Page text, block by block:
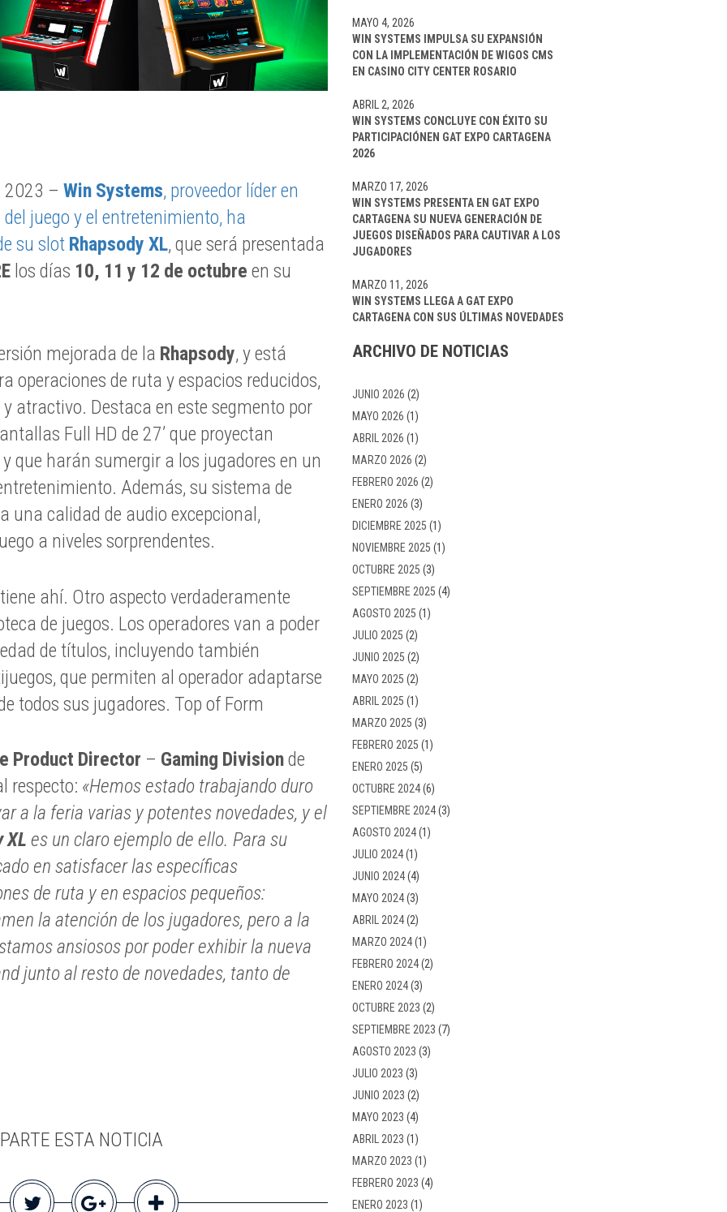
2023 – Win Systems, proveedor líder en
juego y el entretenimiento, ha
su slot Rhapsody XL, que será presentada
los días 10, 11 y 12 de octubre en su
mejorada de la Rhapsody, y está
operaciones de ruta y espacios reducidos,
atractivo. Destaca en este segmento por
Full HD de 27’ que proyectan
que harán sumergir a los jugadores en un
Además, su sistema de
una calidad de audio excepcional,
a niveles sorprendentes.
ahí. Otro aspecto verdaderamente
de juegos. Los operadores van a poder
de títulos, incluyendo también
que permiten al operador adaptarse
todos sus jugadores. Top of Form
Product Director – Gaming Divisionde
respecto: «Hemos estado trabajando duro
a la feria varias y potentes novedades, y el
XL es un claro ejemplo de ello. Para su
en satisfacer las específicas
de ruta y en espacios pequeños:
la atención de los jugadores, pero a la
ansiosos por poder exhibir la nueva
junto al resto de novedades, tanto de
ESTA NOTICIA
WIN SYSTEMS IMPULSA SU EXPANSIÓN
CON LA IMPLEMENTACIÓN DE WIGOS CMS
EN CASINO CITY CENTER ROSARIO
MAYO 4, 2026
WIN SYSTEMS CONCLUYE CON ÉXITO SU
PARTICIPACIÓNEN GAT EXPO CARTAGENA
2026
ABRIL 2, 2026
WIN SYSTEMS PRESENTA EN GAT EXPO
CARTAGENA SU NUEVA GENERACIÓN DE
JUEGOS DISEÑADOS PARA CAUTIVAR A LOS
JUGADORES
MARZO 17, 2026
WIN SYSTEMS LLEGA A GAT EXPO
CARTAGENA CON SUS ÚLTIMAS NOVEDADES
MARZO 11, 2026
ARCHIVO DE NOTICIAS
JUNIO 2026 (2)
MAYO 2026 (1)
ABRIL 2026 (1)
MARZO 2026 (2)
FEBRERO 2026 (2)
ENERO 2026 (3)
DICIEMBRE 2025 (1)
NOVIEMBRE 2025 (1)
OCTUBRE 2025 (3)
SEPTIEMBRE 2025 (4)
AGOSTO 2025 (1)
JULIO 2025 (2)
JUNIO 2025 (2)
MAYO 2025 (2)
ABRIL 2025 (1)
MARZO 2025 (3)
FEBRERO 2025 (1)
ENERO 2025 (5)
OCTUBRE 2024(6)
SEPTIEMBRE 2024(3)
AGOSTO 2024(1)
JULIO 2024(1)
JUNIO 2024(4)
MAYO 2024(3)
ABRIL 2024(2)
MARZO 2024(1)
FEBRERO 2024(2)
ENERO 2024(3)
OCTUBRE 2023 (2)
SEPTIEMBRE 2023 (7)
AGOSTO 2023 (3)
JULIO 2023 (3)
JUNIO 2023 (2)
MAYO 2023 (4)
ABRIL 2023 (1)
MARZO 2023 (1)
FEBRERO 2023 (4)
ENERO 2023 (1)